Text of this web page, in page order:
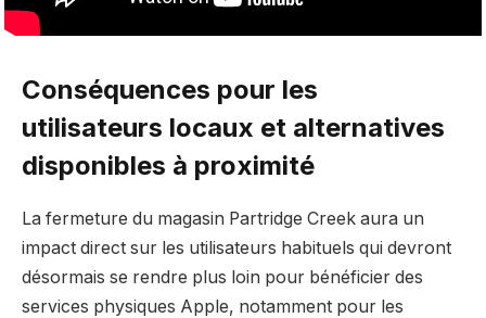
Conséquences pour les
utilisateurs locaux et alternatives
disponibles à proximité
La fermeture du magasin Partridge Creek aura un
impact direct sur les utilisateurs habituels qui devront
désormais se rendre plus loin pour bénéficier des
services physiques Apple, notamment pour les